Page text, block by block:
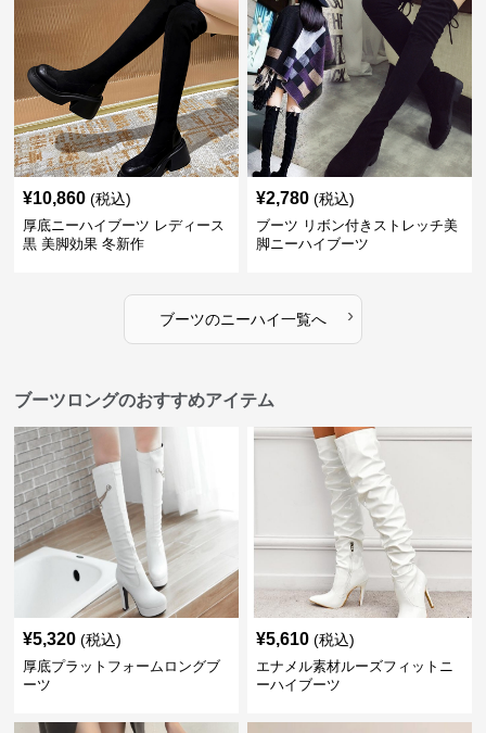
¥10,860 (税込)
厚底ニーハイブーツ レディース
黒 美脚効果 冬新作
¥2,780 (税込)
ブーツ リボン付きストレッチ美
脚ニーハイブーツ
ブーツのニーハイ一覧へ ›
ブーツロングのおすすめアイテム
¥5,320 (税込)
厚底プラットフォームロングブ
ーツ
¥5,610 (税込)
エナメル素材ルーズフィットニ
ーハイブーツ